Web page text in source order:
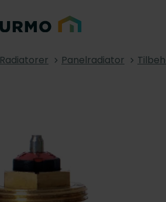
Radiatorer Panelradiator